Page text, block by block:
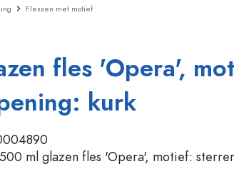
Vooraadverpakkingen
Cosmetische verpakkingen
Toon alles Flessen
WECK flessen
Glazen flessen 100 ml
Flessen met motief
fles 'Opera',
kurk